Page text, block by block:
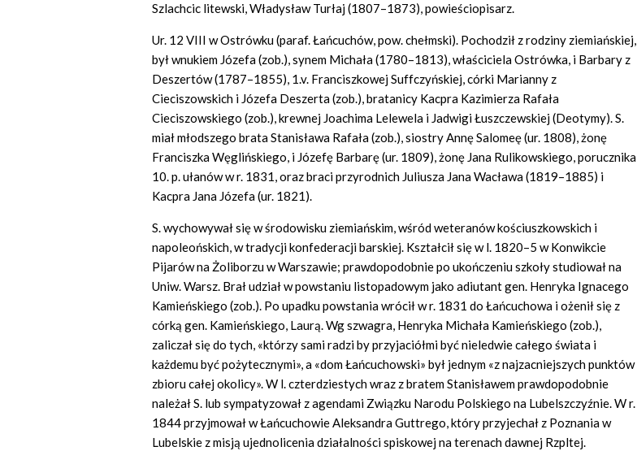
Szlachcic litewski, Władysław Turłaj (1807–1873), powieściopisarz.
Ur. 12 VIII w Ostrówku (paraf. Łańcuchów, pow. chełmski). Pochodził z rodziny ziemiańskiej,
był wnukiem Józefa (zob.), synem Michała (1780–1813), właściciela Ostrówka, i Barbary z
Deszertów (1787–1855), 1.v. Franciszkowej Suffczyńskiej, córki Marianny z
Cieciszowskich i Józefa Deszerta (zob.), bratanicy Kacpra Kazimierza Rafała
Cieciszowskiego (zob.), krewnej Joachima Lelewela i Jadwigi Łuszczewskiej (Deotymy). S.
miał młodszego brata Stanisława Rafała (zob.), siostry Annę Salomeę (ur. 1808), żonę
Franciszka Węglińskiego, i Józefę Barbarę (ur. 1809), żonę Jana Rulikowskiego, porucznika
10. p. ułanów w r. 1831, oraz braci przyrodnich Juliusza Jana Wacława (1819–1885) i
Kacpra Jana Józefa (ur. 1821).
S. wychowywał się w środowisku ziemiańskim, wśród weteranów kościuszkowskich i
napoleońskich, w tradycji konfederacji barskiej. Kształcił się w l. 1820–5 w Konwikcie
Pijarów na Żoliborzu w Warszawie; prawdopodobnie po ukończeniu szkoły studiował na
Uniw. Warsz. Brał udział w powstaniu listopadowym jako adiutant gen. Henryka Ignacego
Kamieńskiego (zob.). Po upadku powstania wrócił w r. 1831 do Łańcuchowa i ożenił się z
córką gen. Kamieńskiego, Laurą. Wg szwagra, Henryka Michała Kamieńskiego (zob.),
zaliczał się do tych, «którzy sami radzi by przyjaciółmi być nieledwie całego świata i
każdemu być pożytecznymi», a «dom Łańcuchowski» był jednym «z najzacniejszych punktów
zbioru całej okolicy». W l. czterdziestych wraz z bratem Stanisławem prawdopodobnie
należał S. lub sympatyzował z agendami Związku Narodu Polskiego na Lubelszczyźnie. W r.
1844 przyjmował w Łańcuchowie Aleksandra Guttrego, który przyjechał z Poznania w
Lubelskie z misją ujednolicenia działalności spiskowej na terenach dawnej Rzpltej.